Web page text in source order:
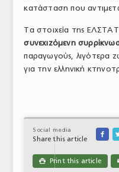
κατάσταση που
Τα στοιχεία της
συνεχιζόμενη
παραγωγούς, λιγότερα
για την ελληνική
Social media
Share this article

 Print this article